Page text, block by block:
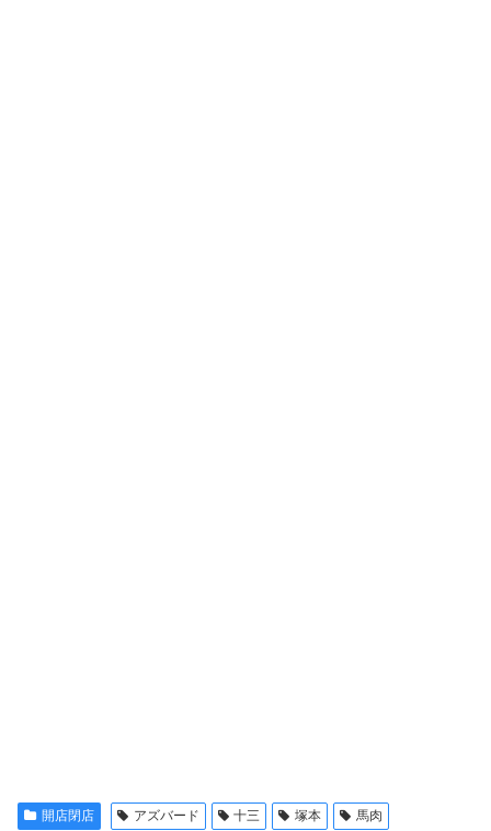
開店閉店 アズバード 十三 塚本 馬肉